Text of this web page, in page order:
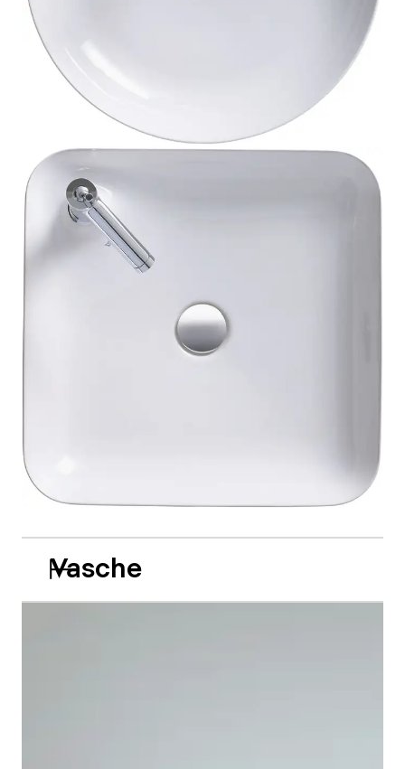
Vasche